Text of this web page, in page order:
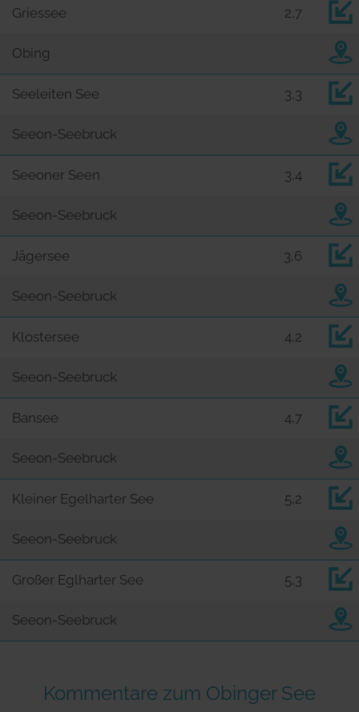
Griessee 2,7
Obing
Seeleiten See 3,3
Seeon-Seebruck
Seeoner Seen 3,4
Seeon-Seebruck
Jägersee 3,6
Seeon-Seebruck
Klostersee 4,2
Seeon-Seebruck
Bansee 4,7
Seeon-Seebruck
Kleiner Egelharter See 5,2
Seeon-Seebruck
Großer Eglharter See 5,3
Seeon-Seebruck
Kommentare zum Obinger See